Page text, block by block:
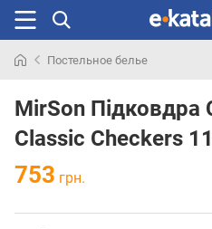
раньше
Постельное белье
MirSon Підковдра
Classic Checkers
753 грн.